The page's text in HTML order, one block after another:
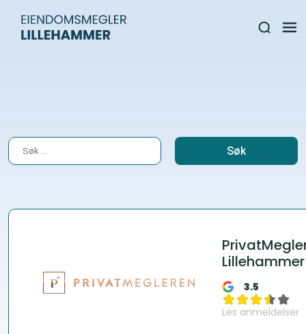
Søk
etter:
Lillehammer
3.5
Les anmeldelser